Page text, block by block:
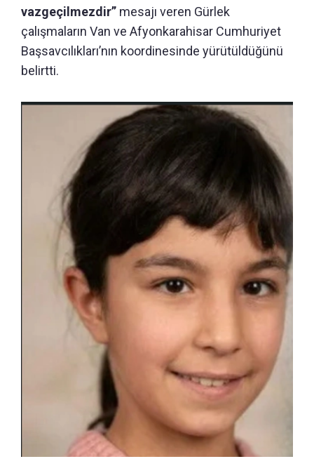
vazgeçilmezdir” mesajı veren Gürlek
çalışmaların Van ve Afyonkarahisar Cumhuriyet
Başsavcılıkları’nın koordinesinde yürütüldüğünü
belirtti.